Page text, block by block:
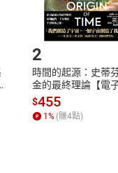
讀載具
2
時間的起源：史蒂
金的最終理論【電子
$455
1% (賺4點)